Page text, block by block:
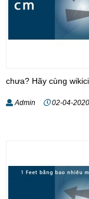
chưa? Hãy cùng
Admin 02-04-